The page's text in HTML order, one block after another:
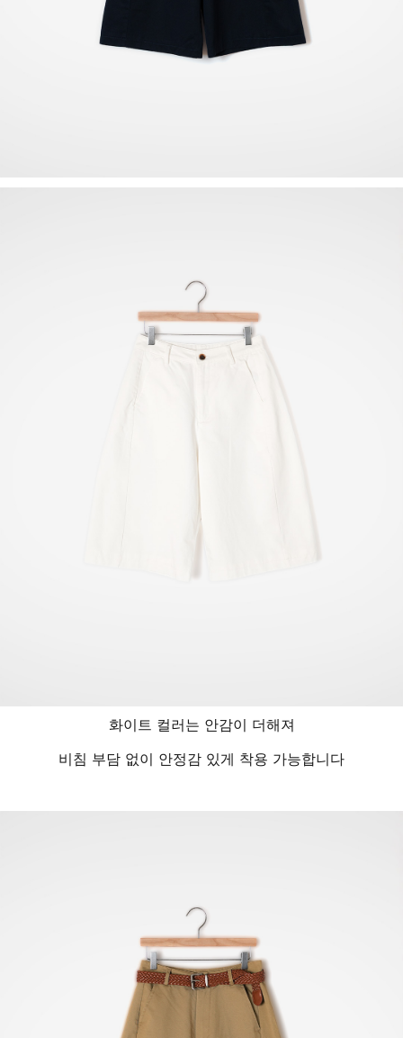
화이트 컬러는 안감이 더해져
비침 부담 없이 안정감 있게 착용 가능합니다